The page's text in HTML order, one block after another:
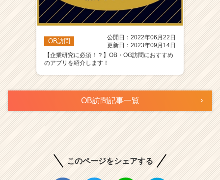
OB訪問
公開日：2022年06月22日
更新日：2023年09月14日
【企業研究に必須！？】OB・OG訪問におすすめ
のアプリを紹介します！
OB訪問記事一覧
このページをシェアする